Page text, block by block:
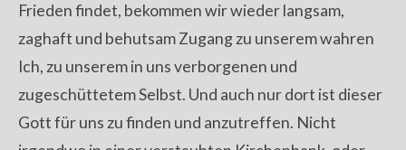
Frieden findet, bekommen wir wieder langsam,
zaghaft und behutsam Zugang zu unserem wahren
Ich, zu unserem in uns verborgenen und
zugeschüttetem Selbst. Und auch nur dort ist dieser
Gott für uns zu finden und anzutreffen. Nicht